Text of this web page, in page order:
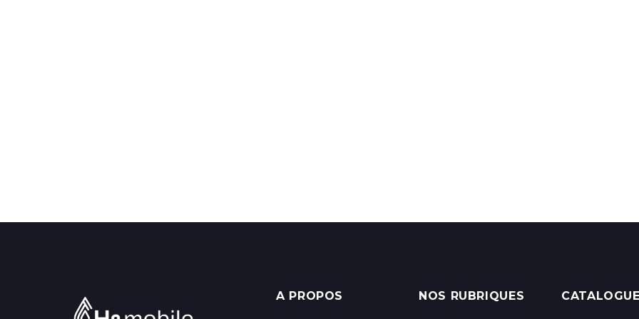
A PROPOS NOS RUBRIQUES